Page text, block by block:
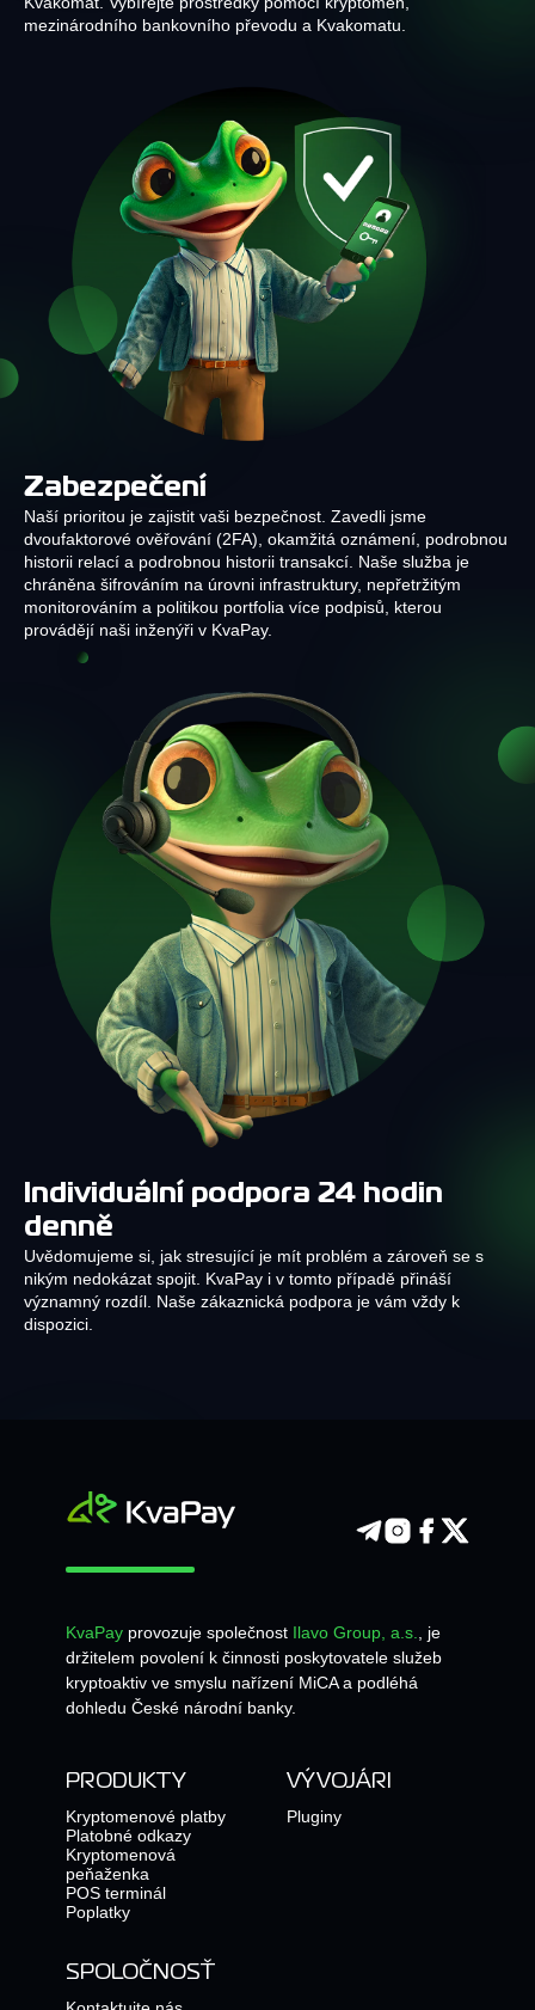
mezinárodního bankovního převodu a Kvakomatu.
Zabezpečení
Naší prioritou je zajistit vaši bezpečnost. Zavedli jsme
dvoufaktorové ověřování (2FA), okamžitá oznámení, podrobnou
historii relací a podrobnou historii transakcí. Naše služba je
chráněna šifrováním na úrovni infrastruktury, nepřetržitým
monitorováním a politikou portfolia více podpisů, kterou
provádějí naši inženýři v KvaPay.
Individuální podpora 24 hodin
denně
Uvědomujeme si, jak stresující je mít problém a zároveň se s
nikým nedokázat spojit. KvaPay i v tomto případě přináší
významný rozdíl. Naše zákaznická podpora je vám vždy k
dispozici.
KvaPay provozuje společnost Ilavo Group, a.s.
, je
držitelem povolení k činnosti poskytovatele služeb
kryptoaktiv ve smyslu nařízení MiCA a podléhá
dohledu České národní banky.
PRODUKTY
Kryptomenové platby
Platobné odkazy
Kryptomenová
peňaženka
POS terminál
Poplatky
VÝVOJÁRI
Pluginy
SPOLOČNOSŤ